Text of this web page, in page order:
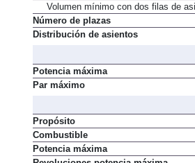
Volumen mínimo con dos filas de
Número de plazas
Distribución de asientos
Potencia máxima
Par máximo
Propósito
Combustible
Potencia máxima